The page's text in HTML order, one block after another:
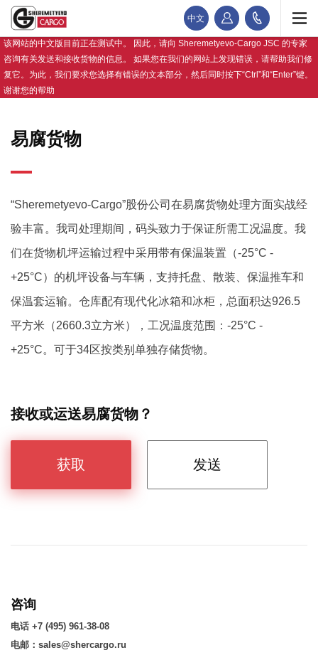
中文
该网站的中文版目前正在测试中。 因此，请向 Sheremetyevo-Cargo JSC 的专家
咨询有关发送和接收货物的信息。 如果您在我们的网站上发现错误，请帮助我们修
复它。为此，我们要求您选择有错误的文本部分，然后同时按下“Ctrl”和“Enter”键。
谢谢您的帮助
易腐货物
“Sheremetyevo-Cargo”股份公司在易腐货物处理方面实战经
验丰富。我司处理期间，码头致力于保证所需工况温度。我
们在货物机坪运输过程中采用带有保温装置（-25°С -
+25°С）的机坪设备与车辆，支持托盘、散装、保温推车和
保温套运输。仓库配有现代化冰箱和冰柜，总面积达926.5
平方米（2660.3立方米），工况温度范围：-25°С -
+25°С。可于34区按类别单独存储货物。
接收或运送易腐货物？
获取 发送
咨询
电话 +7 (495) 961-38-08
电邮：sales@shercargo.ru